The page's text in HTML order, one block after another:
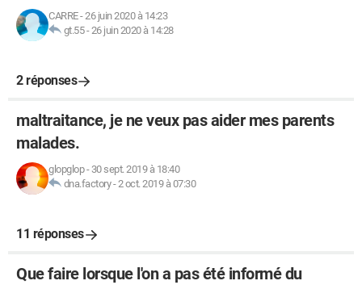
CARRE-26 juin 2020 à 14:23
gt.55-26 juin 2020 à 14:28
2 réponses
maltraitance, je ne veux pas aider mes parents
malades.
glopglop- 30 sept. 2019 à 18:40
dna.factory-2 oct. 2019 à 07:30
11 réponses
Que faire lorsque l'on a pas été informé du